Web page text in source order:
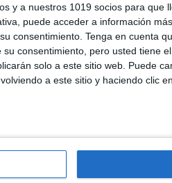
y a nuestros 1019 socios para que
puede acceder a información
consentimiento. Tenga en cuenta
consentimiento, pero usted tiene
solo a este sitio web. Puede
a este sitio y haciendo clic
personal de dos profesores Ginés y